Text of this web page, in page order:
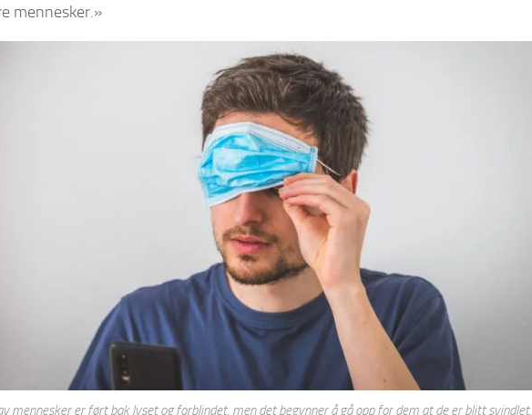
mennesker.»
mennesker er ført bak lyset og forblindet, men det begynner å gå opp for dem at de er blitt svindlet.